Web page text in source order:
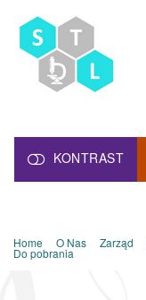
KONTRAST
Home O Nas Zarząd
Do pobrania